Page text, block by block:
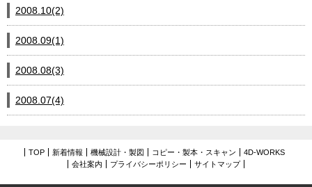
2008.10(2)
2008.09(1)
2008.08(3)
2008.07(4)
TOP 新着情報 機械設計・製図 コピー・製本・スキャン
4D-WORKS
会社案内
プライバシーポリシー サイトマップ